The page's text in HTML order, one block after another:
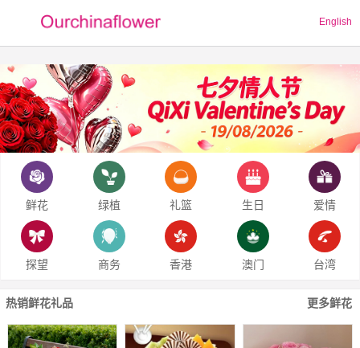
English
鲜花 绿植 礼篮 生日 爱情
探望 商务 香港 澳门 台湾
热销鲜花礼品 更多鲜花